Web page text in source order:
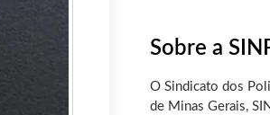
Sobre a
O Sindicato dos
de Minas Gerais,